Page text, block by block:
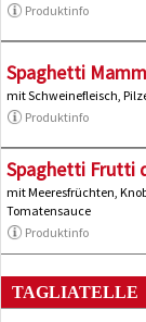
Produktinfo
Spaghetti
mit Schweinefleisch,
Produktinfo
Spaghetti Frutti
mit Meeresfrüchten,
Tomatensauce
Produktinfo
TAGLIATELLE